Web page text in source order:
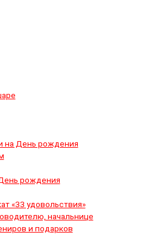
на День рождения
рождения
«33 удовольствия»
начальнице
и подарков